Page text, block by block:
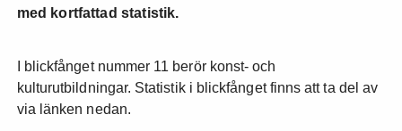
med kortfattad statistik.
I blickfånget nummer 11 berör konst- och
kulturutbildningar. Statistik i blickfånget finns att ta del av
via länken nedan.